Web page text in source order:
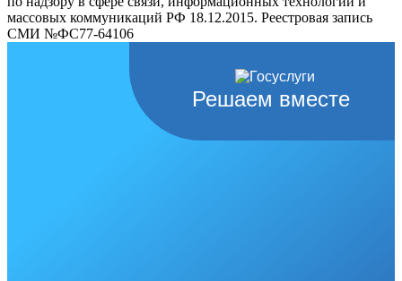
массовых коммуникаций РФ 18.12.2015. Реестровая запись
СМИ №ФС77-64106
Решаем вместе